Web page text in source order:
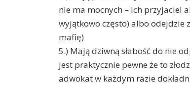
nie ma mocnych – ich przyjaciel
wyjątkowo często) albo odejdzie
mafię)
5.) Mają dziwną słabość do nie
jest praktycznie pewne że to
adwokat w każdym razie